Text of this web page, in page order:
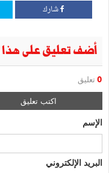
شارك
أضف تعليق على هذا
0 تعليق
اكتب تعليق
الإسم
البريد الإلكتروني